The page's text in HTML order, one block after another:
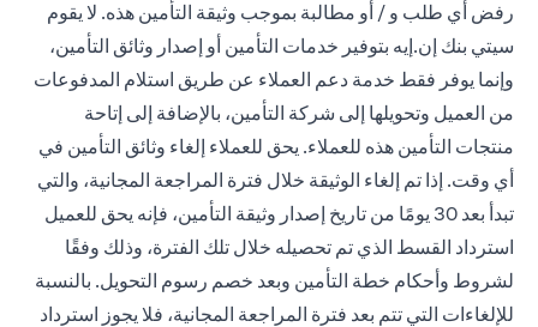
رفض أي طلب و / أو مطالبة بموجب وثيقة التأمين هذه. لا يقوم
سيتي بنك إن.إيه بتوفير خدمات التأمين أو إصدار وثائق التأمين،
وإنما يوفر فقط خدمة دعم العملاء عن طريق استلام المدفوعات
من العميل وتحويلها إلى شركة التأمين، بالإضافة إلى إتاحة
منتجات التأمين هذه للعملاء. يحق للعملاء إلغاء وثائق التأمين في
أي وقت. إذا تم إلغاء الوثيقة خلال فترة المراجعة المجانية، والتي
تبدأ بعد 30 يومًا من تاريخ إصدار وثيقة التأمين، فإنه يحق للعميل
استرداد القسط الذي تم تحصيله خلال تلك الفترة، وذلك وفقًا
لشروط وأحكام خطة التأمين وبعد خصم رسوم التحويل. بالنسبة
للإلغاءات التي تتم بعد فترة المراجعة المجانية، فلا يجوز استرداد